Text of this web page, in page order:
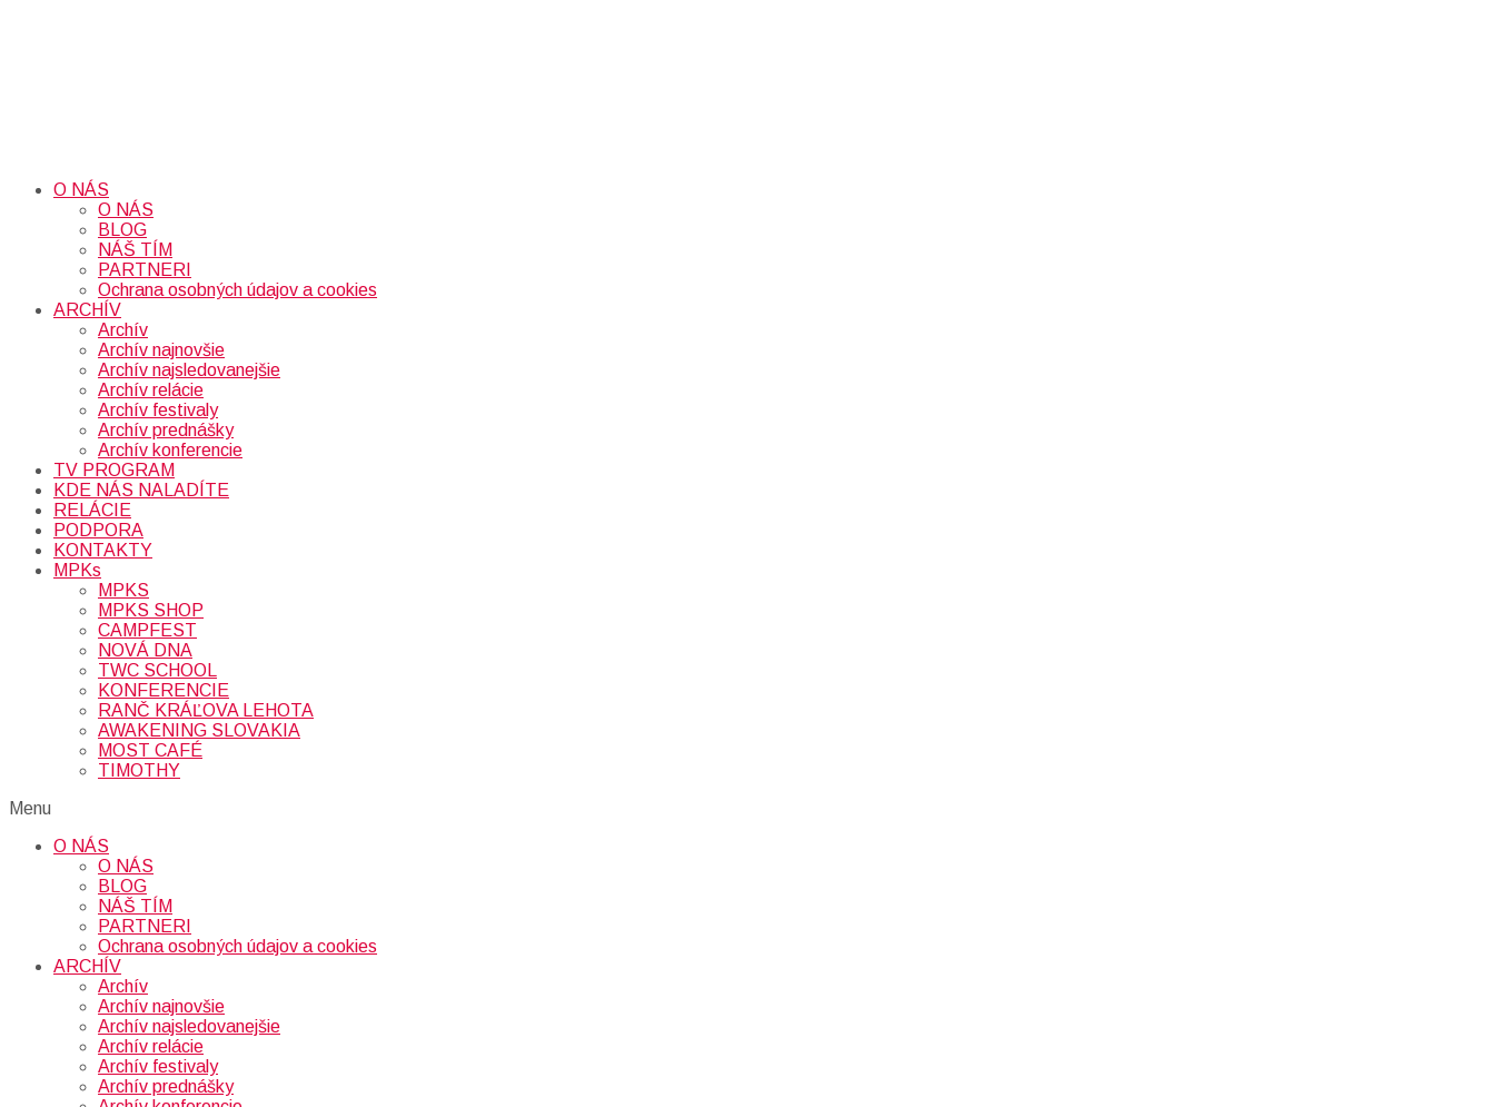
O NÁS
O NÁS
BLOG
NÁŠ TÍM
PARTNERI
Ochrana osobných údajov a cookies
ARCHÍV
Archív
Archív najnovšie
Archív najsledovanejšie
Archív relácie
Archív festivaly
Archív prednášky
Archív konferencie
TV PROGRAM
KDE NÁS NALADÍTE
RELÁCIE
PODPORA
KONTAKTY
MPKs
MPKS
MPKS SHOP
CAMPFEST
NOVÁ DNA
TWC SCHOOL
KONFERENCIE
RANČ KRÁĽOVA LEHOTA
AWAKENING SLOVAKIA
MOST CAFÉ
TIMOTHY
Menu
O NÁS
O NÁS
BLOG
NÁŠ TÍM
PARTNERI
Ochrana osobných údajov a cookies
ARCHÍV
Archív
Archív najnovšie
Archív najsledovanejšie
Archív relácie
Archív festivaly
Archív prednášky